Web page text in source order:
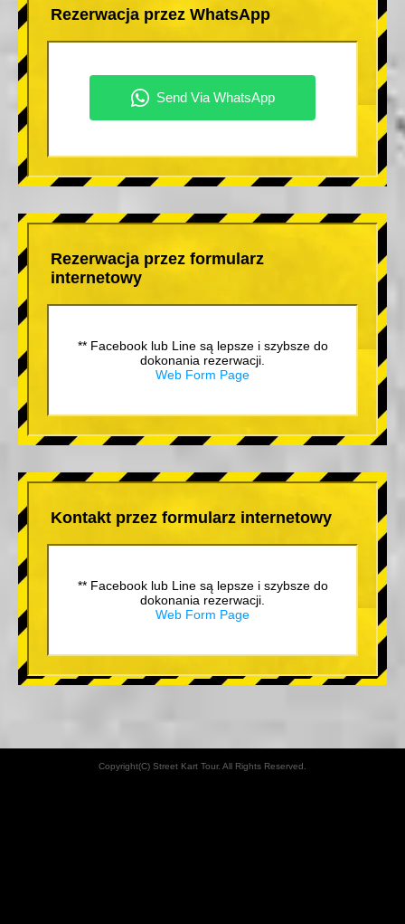
Rezerwacja przez WhatsApp
Rezerwacja przez formularz
internetowy
** Facebook lub Line są lepsze i szybsze do
dokonania rezerwacji.
Web Form Page
Kontakt przez formularz internetowy
** Facebook lub Line są lepsze i szybsze do
dokonania rezerwacji.
Web Form Page
Copyright(C) Street Kart Tour. All Rights Reserved.